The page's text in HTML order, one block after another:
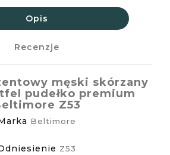
Opis
Recenzje
męski skórzany
pudełko premium
Z53
Beltimore
Z53